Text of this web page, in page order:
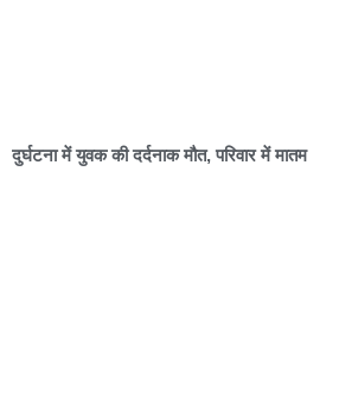
दुर्घटना में युवक की दर्दनाक मौत, परिवार में मातम